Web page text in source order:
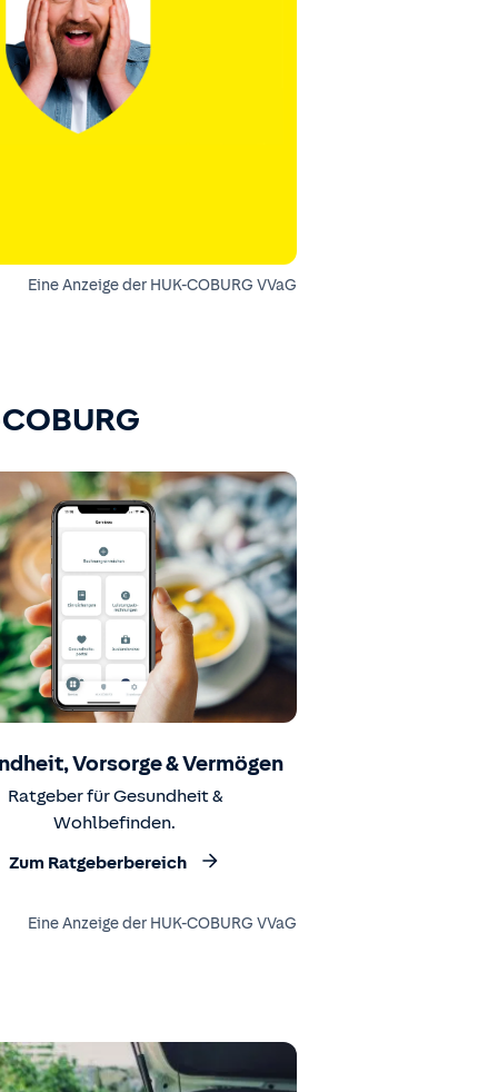
Eine Anzeige der HUK-COBURG VVaG
Vorsorge & Vermögen
Ratgeber für Gesundheit &
Wohlbefinden.
Zum Ratgeberbereich
Eine Anzeige der HUK-COBURG VVaG